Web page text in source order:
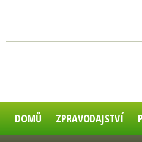
DOMŮ ZPRAVODAJSTVÍ